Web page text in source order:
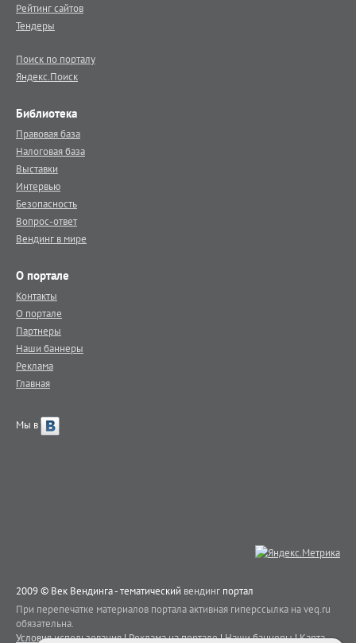
Рейтинг сайтов
Тендеры
Поиск по порталу
Яндекс.Поиск
Библиотека
Правовая база
Налоговая база
Выставки
Интервью
Безопасность
Вопрос-ответ
Вендинг в мире
О портале
Контакты
О портале
Партнеры
Наши баннеры
Реклама
Главная
Мы в
2009 © Век Вендинга - тематический вендинг портал
При перепечатке материалов портала активная гиперссылка на veq.ru
обязательна.
Условия использования|Реклама на портале|Наши баннеры|Карта